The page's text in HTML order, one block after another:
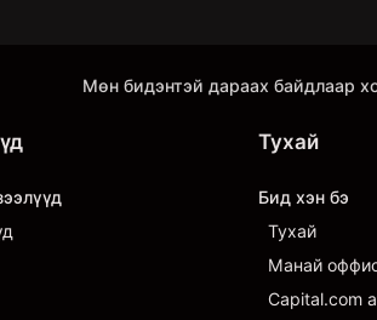
Мөн бидэнтэй дараах байдлаар
Тухай
Бид хэн бэ
Тухай
Манай
Capital.com